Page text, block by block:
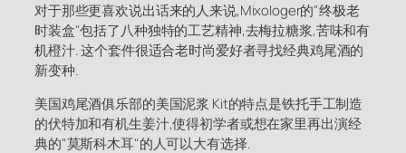
对于那些更喜欢说出话来的人来说,Mixologer的"终极老
时装盒"包括了八种独特的工艺精神,去梅拉糖浆,苦味和有
机橙汁. 这个套件很适合老时尚爱好者寻找经典鸡尾酒的
新变种.
美国鸡尾酒俱乐部的美国泥浆 Kit的特点是铁托手工制造
的伏特加和有机生姜汁,使得初学者或想在家里再出演经
典的"莫斯科木耳"的人可以大有选择.